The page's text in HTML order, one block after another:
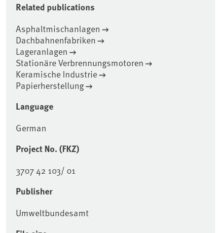
Related publications
Asphaltmischanlagen
Dachbahnenfabriken
Lageranlagen
Stationäre Verbrennungsmotoren
Keramische Industrie
Papierherstellung
Language
German
Project No. (FKZ)
3707 42 103/ 01
Publisher
Umweltbundesamt